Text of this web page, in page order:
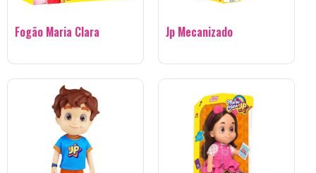
Fogão Maria Clara Jp Mecanizado